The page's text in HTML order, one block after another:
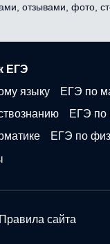
отзывами, фото,
ЕГЭ
языку
ЕГЭ по
ЕГЭ по
ЕГЭ по
Правила сайта